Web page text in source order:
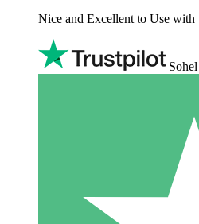
Nice and Excellent to Use with